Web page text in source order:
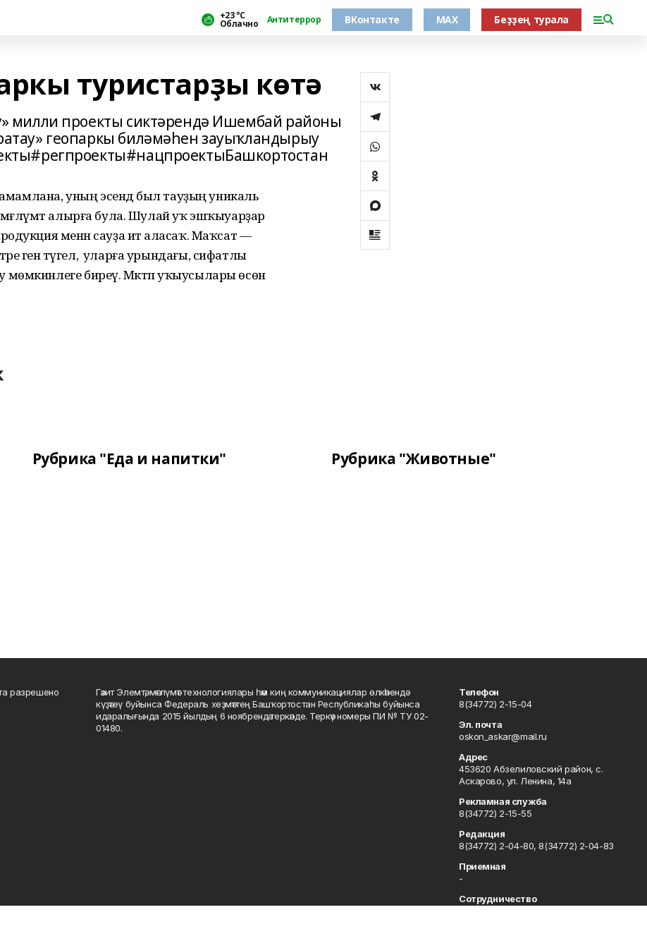
+23 °С
Облачно Антитеррор ВКонтакте MAX Беҙҙең турала
туристарҙы көтә
милли проекты сиктәрендә Ишембай районы
геопаркы биләмәһен зауыҡландырыу
тамамлана, уның эсендә был тауҙың уникаль
мәғлүмәт алырға була. Шулай уҡ эшҡыуарҙар
менән сауҙа итә аласаҡ. Маҡсат —
генә түгел, ә уларға урындағы, сифатлы
биреү. Мәктәп уҡыусылары өсөн
Рубрика "Еда и напитки" Рубрика "Животные"
разрешено
Гәзит Элемтә, мәғлүмәт технологиялары һәм киң коммуникациялар өлкәһендә
күҙәтеү буйынса Федераль хеҙмәттең Башҡортостан Республикаһы буйынса
идаралығында 2015 йылдың 6 ноябрендә теркәлде. Теркәү номеры ПИ № ТУ 02-
01480.
Телефон
8(34772) 2-15-04
Эл. почта
oskon_askar@mail.ru
Адрес
453620 Абзелиловский район, с.
Аскарово, ул. Ленина, 14а
Рекламная служба
8(34772) 2-15-55
Редакция
8(34772) 2-04-80, 8(34772) 2-04-83
Приемная
-
Сотрудничество